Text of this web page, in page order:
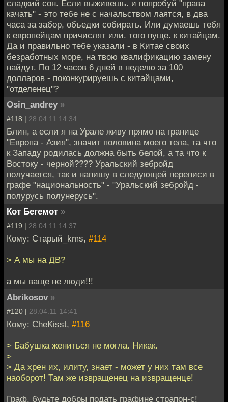
сладкий сон. Если выживешь. и попробуй "права
качать" - это тебе не с начальством лаятся, в два
часа за забор, объедки собирать. Или думаешь тебя
к европейцам причислят или. того пуще. к китайцам.
Да и правильно тебе указали - в Китае своих
безработных море, на твою квалификацию замену
найдут. По 12 часов 6 дней в неделю за 100
долларов - поконкурируешь с китайцами,
"отделенец"?
Osin_andrey »
#118 | 28.04.11 14:34
Блин, а если я на Урале живу прямо на границе
"Европа - Азия", значит половина моего тела, та что
к Западу родилась должна быть белой, а та что к
Востоку - черной???? Уральский зебройд
получается, так и напишу в следующей переписи в
графе "национальность" - "Уральский зебройд -
полурусь полунерусь".
Кот Бегемот »
#119 | 28.04.11 14:37
Кому: Старый_kms, #114
> А мы на ДВ?
а мы ваще не люди!!!
Abrikosov »
#120 | 28.04.11 14:41
Кому: CheKisst, #116
> Бабушка жениться не могла. Никак.
>
> Да хрен их, илиту, знает - может у них там все
наоборот! Там же извращенец на извращенце!
Граф, будьте добры подать графине страпон-с!